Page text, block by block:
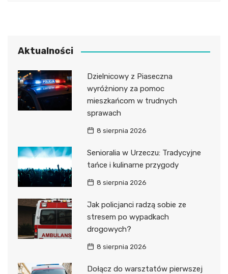
Aktualności
Dzielnicowy z Piaseczna
wyróżniony za pomoc
mieszkańcom w trudnych
sprawach
8 sierpnia 2026
Senioralia w Urzeczu: Tradycyjne
tańce i kulinarne przygody
8 sierpnia 2026
Jak policjanci radzą sobie ze
stresem po wypadkach
drogowych?
8 sierpnia 2026
Dołącz do warsztatów pierwszej